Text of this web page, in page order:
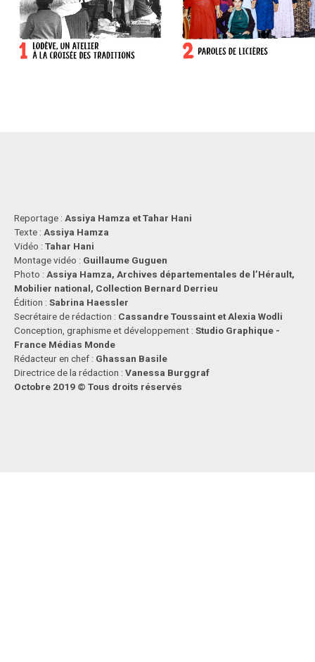
Reportage : Assiya Hamza et Tahar Hani
Texte : Assiya Hamza
Vidéo : Tahar Hani
Montage vidéo : Guillaume Guguen
Photo : Assiya Hamza, Archives départementales de l’Hérault,
Mobilier national, Collection Bernard Derrieu
Édition : Sabrina Haessler
Secrétaire de rédaction : Cassandre Toussaint et Alexia Wodli
Conception, graphisme et développement : Studio Graphique -
France Médias Monde
Rédacteur en chef : Ghassan Basile
Directrice de la rédaction : Vanessa Burggraf
Octobre 2019 © Tous droits réservés